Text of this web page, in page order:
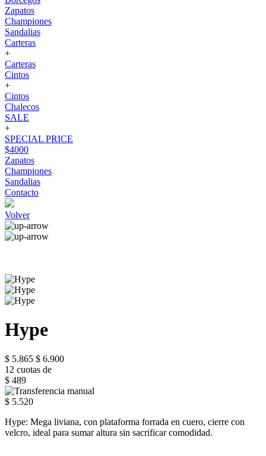
Zapatos
Championes
Sandalias
Carteras
+
Carteras
Cintos
+
Cintos
Chalecos
SALE
+
SPECIAL PRICE
$4000
Zapatos
Championes
Sandalias
Contacto
Volver
Hype
$ 5.865 $ 6.900
12 cuotas de
$ 489
$ 5.520
Hype: Mega liviana, con plataforma forrada en cuero, cierre con
velcro, ideal para sumar altura sin sacrificar comodidad.